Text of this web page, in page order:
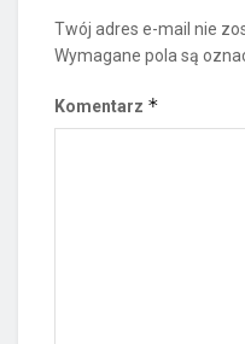
Twój adres e-mail nie
Wymagane pola są
Komentarz *